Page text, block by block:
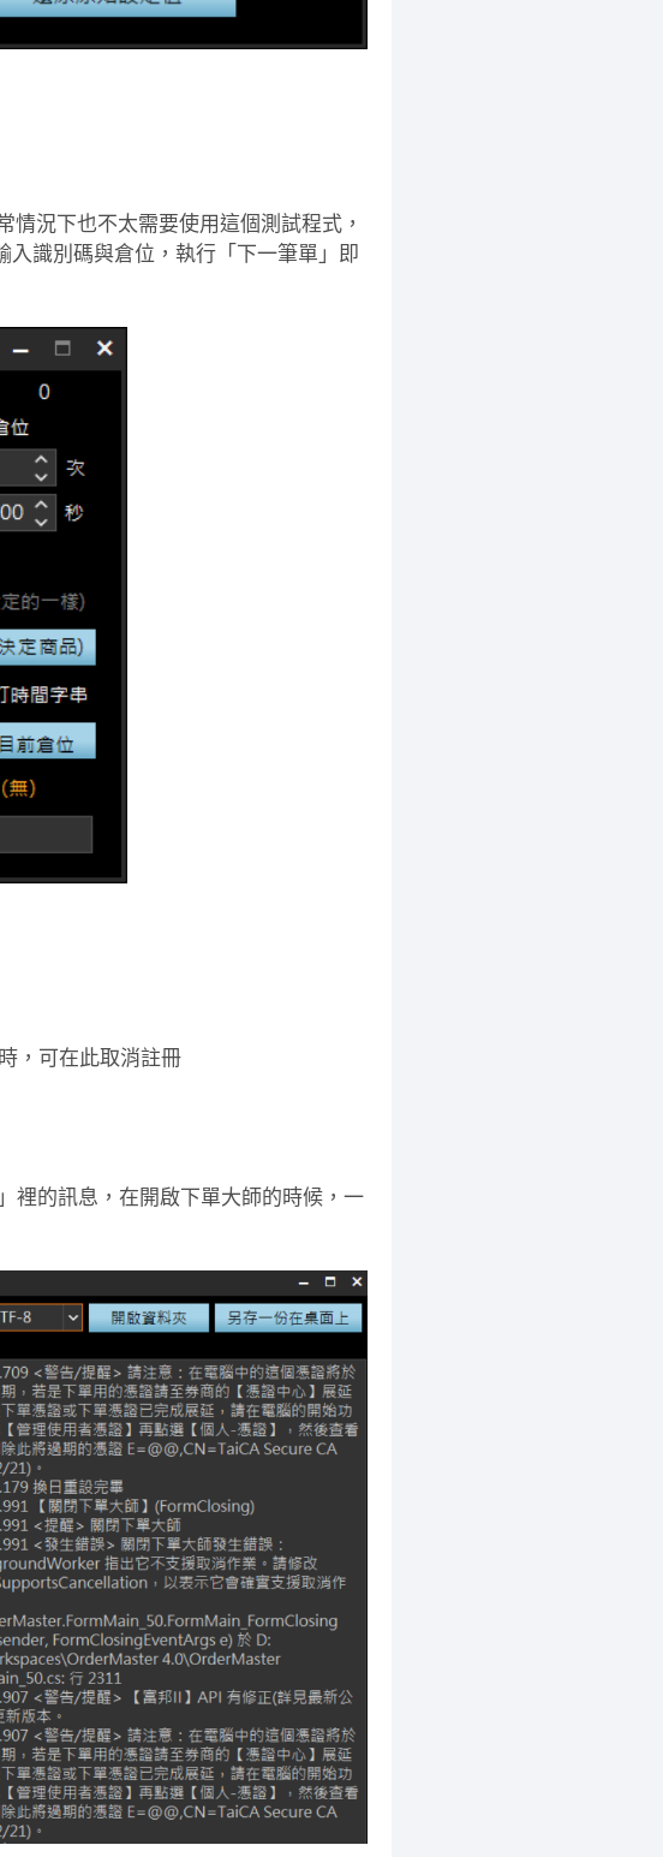
況下也不太需要使用這個測試程式，
識別碼與倉位，執行「下一筆單」即
，可在此取消註冊
裡的訊息，在開啟下單大師的時候，一